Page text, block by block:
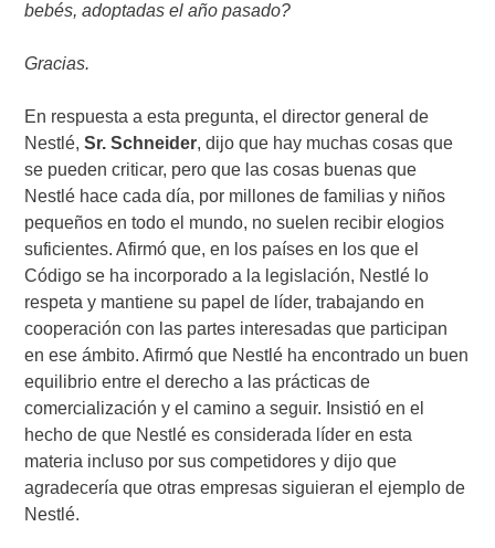
bebés, adoptadas el año pasado?
Gracias.
En respuesta a esta pregunta, el director general de
Nestlé,Sr. Schneider, dijo que hay muchas cosas que
se pueden criticar, pero que las cosas buenas que
Nestlé hace cada día, por millones de familias y niños
pequeños en todo el mundo, no suelen recibir elogios
suficientes. Afirmó que, en los países en los que el
Código se ha incorporado a la legislación, Nestlé lo
respeta y mantiene su papel de líder, trabajando en
cooperación con las partes interesadas que participan
en ese ámbito. Afirmó que Nestlé ha encontrado un buen
equilibrio entre el derecho a las prácticas de
comercialización y el camino a seguir. Insistió en el
hecho de que Nestlé es considerada líder en esta
materia incluso por sus competidores y dijo que
agradecería que otras empresas siguieran el ejemplo de
Nestlé.